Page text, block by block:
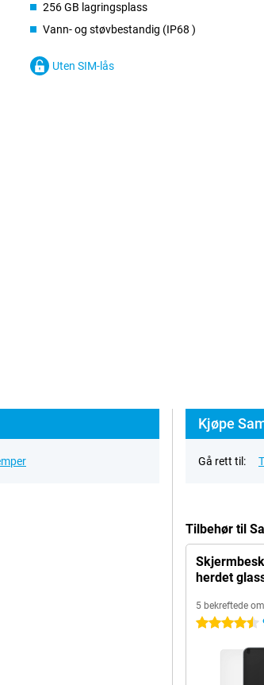
256 GB lagringsplass
Vann- og støvbestandig (IP68 )
Uten SIM-lås
Kjøpe
Gå rett til:
Tilbehør til
herdet
5 bekreftede
4.5 stjerner